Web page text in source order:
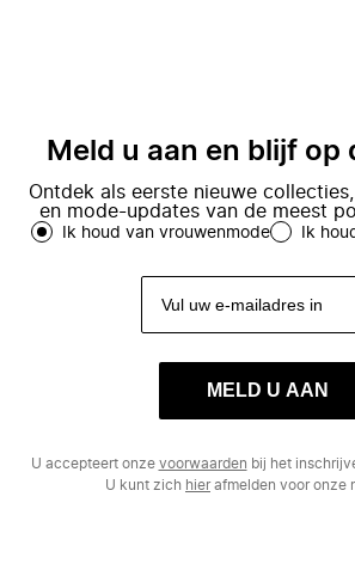
Meld u aan en blijf op
Ontdek als eerste nieuwe
en mode-updates van de meest
Ik houd van vrouwenmode Ik
MELD U AAN
U accepteert onze voorwaarden bij het
U kunt zich hierafmelden voor onze